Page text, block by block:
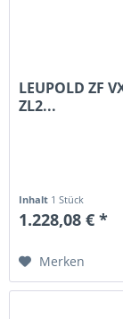
LEUPOLD ZF
ZL2...
Inhalt 1 Stück
1.228,08 € *
Merken